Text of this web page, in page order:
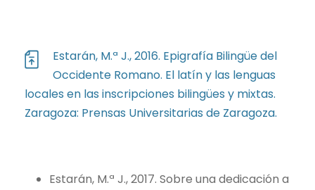
Estarán, M.ª J., 2016. Epigrafía Bilingüe del
Occidente Romano. El latín y las lenguas
locales en las inscripciones bilingües y mixtas.
Zaragoza: Prensas Universitarias de Zaragoza.
Estarán, M.ª J., 2017. Sobre una dedicación a